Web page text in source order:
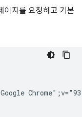
이지를 요청하고 기본